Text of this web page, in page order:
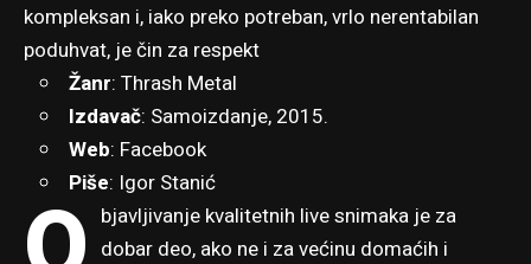
kompleksan i, iako preko potreban, vrlo nerentabilan
poduhvat, je čin za respekt
Žanr: Thrash Metal
Izdavač: Samoizdanje, 2015.
Web: Facebook
Piše: Igor Stanić
bjavljivanje kvalitetnih live snimaka je za
dobar deo, ako ne i za većinu domaćih i